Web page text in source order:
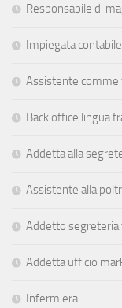
Responsabile di
Impiegata contabile
Assistente
Back office lingua
Addetta alla
Assistente alla
Addetto segreteria
Addetta ufficio
Infermiera